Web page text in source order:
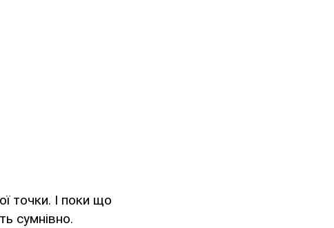
точки. І поки що
сумнівно.